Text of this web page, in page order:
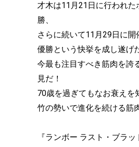
才木は11月21日に行われ
勝、
さらに続いて11月29日に
優勝という快挙を成し遂げ
今最も注目すべき筋肉を誇
見だ！
70歳を過ぎてもなお衰えを
竹の勢いで進化を続ける筋
『ランボー ラスト・ブラ